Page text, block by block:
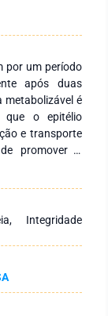
por um período
após duas
metabolizável é
que o epitélio
e transporte
promover o
imunológico. A
o consumo
de peso diário
sanitário,
de problemas
leitões. A
uma prática
mais rápida e
Integridade